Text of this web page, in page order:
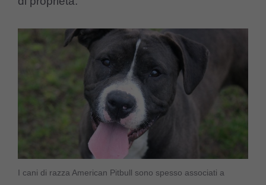
I cani di razza American Pitbull sono spesso associati a